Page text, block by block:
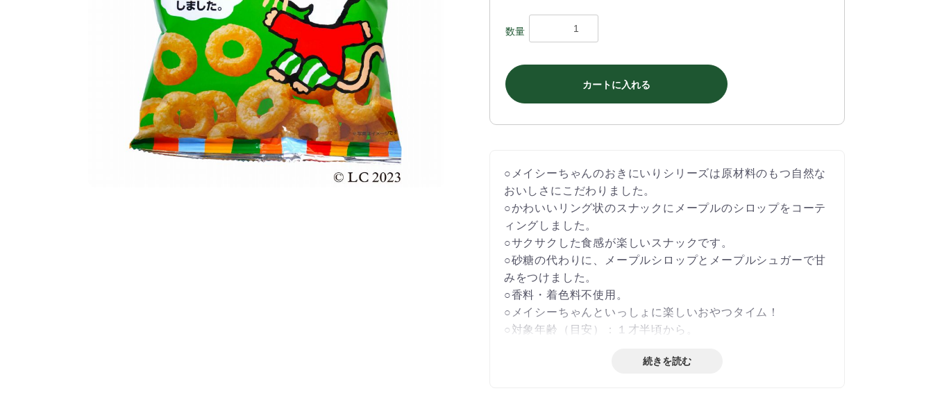
数量
カートに入れる
○メイシーちゃんのおきにいりシリーズは原材料のもつ自然な
おいしさにこだわりました。
○かわいいリング状のスナックにメープルのシロップをコーテ
ィングしました。
○サクサクした食感が楽しいスナックです。
○砂糖の代わりに、メープルシロップとメープルシュガーで甘
みをつけました。
○香料・着色料不使用。
○メイシーちゃんといっしょに楽しいおやつタイム！
○対象年齢（目安）：１才半頃から。
続きを読む